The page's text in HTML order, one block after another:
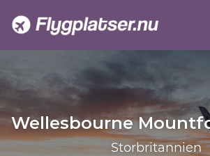
Wellesbourne
Storbritannien